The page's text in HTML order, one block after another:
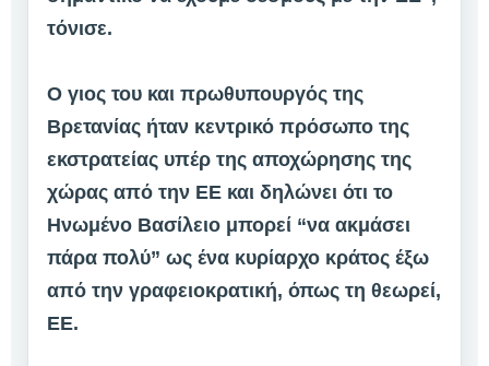
τόνισε.
Ο γιος του και πρωθυπουργός της
Βρετανίας ήταν κεντρικό πρόσωπο της
εκστρατείας υπέρ της αποχώρησης της
χώρας από την ΕΕ και δηλώνει ότι το
Ηνωμένο Βασίλειο μπορεί “να ακμάσει
πάρα πολύ” ως ένα κυρίαρχο κράτος έξω
από την γραφειοκρατική, όπως τη θεωρεί,
ΕΕ.